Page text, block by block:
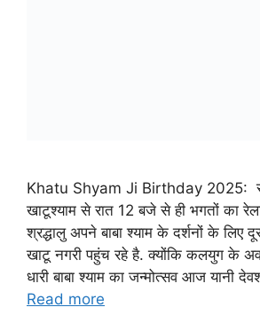
Khatu Shyam Ji Birthday 2025:
खाटूश्याम से रात 12 बजे से ही भगतों का
श्रद्धालु अपने बाबा श्याम के दर्शनों के लिए
खाटू नगरी पहुंच रहे है. क्योंकि कलयुग के
धारी बाबा श्याम का जन्मोत्सव आज यानी
Read more